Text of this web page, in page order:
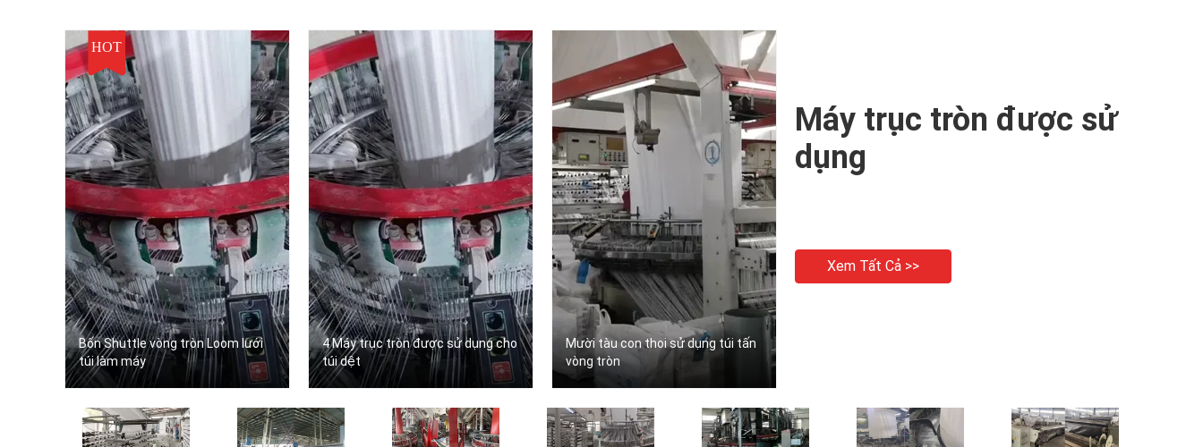
HOT
Bốn Shuttle vòng tròn Loom lưới
túi làm máy
4 Máy trục tròn được sử dụng cho
túi dệt
Mười tàu con thoi sử dụng túi tấn
vòng tròn
Máy trục tròn được sử
dụng
Xem Tất Cả >>